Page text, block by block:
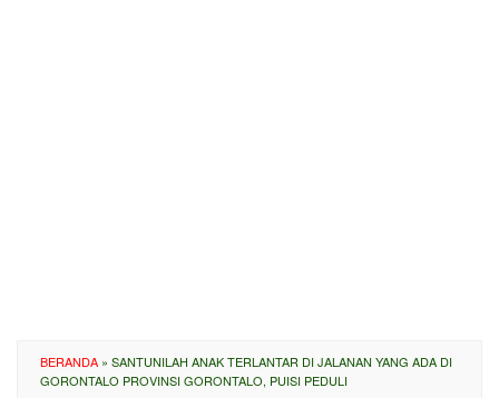
BERANDA » SANTUNILAH ANAK TERLANTAR DI JALANAN YANG ADA DI
GORONTALO PROVINSI GORONTALO, PUISI PEDULI